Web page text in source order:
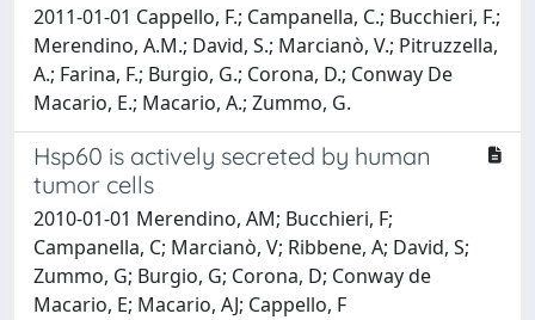
2011-01-01 Cappello, F.; Campanella, C.; Bucchieri, F.;
Merendino, A.M.; David, S.; Marcianò, V.; Pitruzzella,
A.; Farina, F.; Burgio, G.; Corona, D.; Conway De
Macario, E.; Macario, A.; Zummo, G.
Hsp60 is actively secreted by human
tumor cells
2010-01-01 Merendino, AM; Bucchieri, F;
Campanella, C; Marcianò, V; Ribbene, A; David, S;
Zummo, G; Burgio, G; Corona, D; Conway de
Macario, E; Macario, AJ; Cappello, F